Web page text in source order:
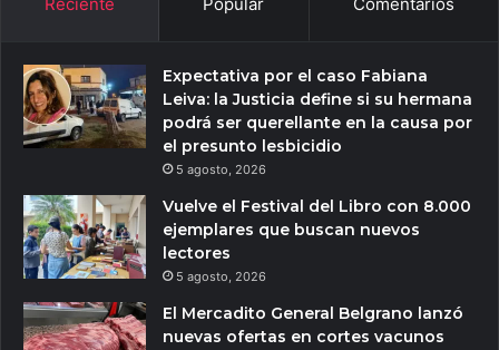
Reciente Popular Comentarios
Expectativa por el caso Fabiana
Leiva: la Justicia define si su hermana
podrá ser querellante en la causa por
el presunto lesbicidio
5 agosto, 2026
Vuelve el Festival del Libro con 8.000
ejemplares que buscan nuevos
lectores
5 agosto, 2026
El Mercadito General Belgrano lanzó
nuevas ofertas en cortes vacunos